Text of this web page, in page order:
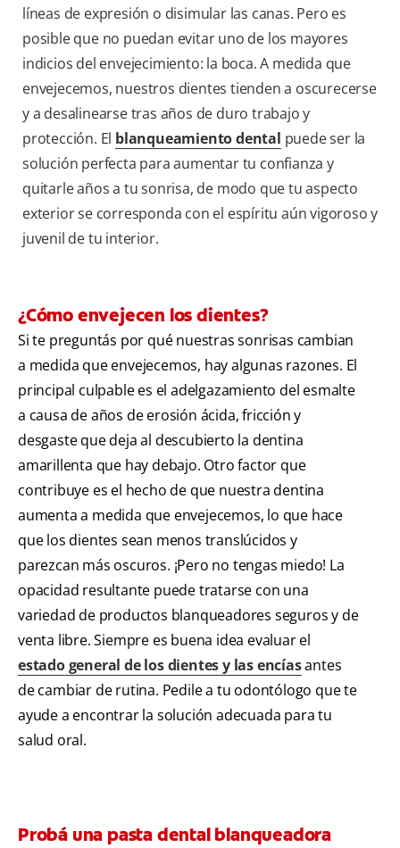
líneas de expresión o disimular las canas. Pero es
posible que no puedan evitar uno de los mayores
indicios del envejecimiento: la boca. A medida que
envejecemos, nuestros dientes tienden a oscurecerse
y a desalinearse tras años de duro trabajo y
protección. El blanqueamiento dental puede ser la
solución perfecta para aumentar tu confianza y
quitarle años a tu sonrisa, de modo que tu aspecto
exterior se corresponda con el espíritu aún vigoroso y
juvenil de tu interior.
¿Cómo envejecen los dientes?
Si te preguntás por qué nuestras sonrisas cambian
a medida que envejecemos, hay algunas razones. El
principal culpable es el adelgazamiento del esmalte
a causa de años de erosión ácida, fricción y
desgaste que deja al descubierto la dentina
amarillenta que hay debajo. Otro factor que
contribuye es el hecho de que nuestra dentina
aumenta a medida que envejecemos, lo que hace
que los dientes sean menos translúcidos y
parezcan más oscuros. ¡Pero no tengas miedo! La
opacidad resultante puede tratarse con una
variedad de productos blanqueadores seguros y de
venta libre. Siempre es buena idea evaluar el
estado general de los dientes y las encíasantes
de cambiar de rutina. Pedile a tu odontólogo que te
ayude a encontrar la solución adecuada para tu
salud oral.
Probá una pasta dental blanqueadora